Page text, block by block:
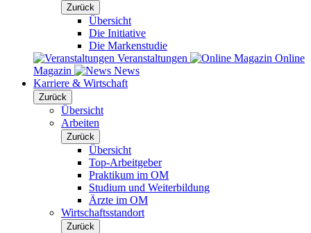
Zurück
Übersicht
Die Initiative
Die Markenstudie
Veranstaltungen
Online
Magazin
News
Karriere & Wirtschaft
Zurück
Übersicht
Arbeiten
Zurück
Übersicht
Top-Arbeitgeber
Praktikum im OM
Studium und Weiterbildung
Ärzte im OM
Wirtschaftsstandort
Zurück